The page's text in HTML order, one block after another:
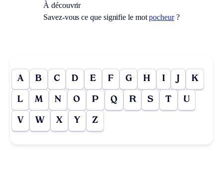
À découvrir
Savez-vous ce que signifie le motpocheur?
A B C D E F G H I J K
L M N O P Q R S T U
V W X Y Z